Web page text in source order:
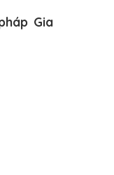
Gia